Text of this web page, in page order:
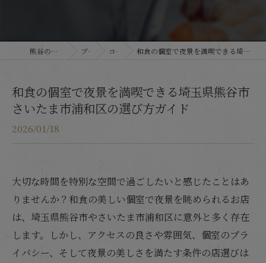
熊谷の和食なら北はち ブログ コラム 和食の個室で夜景を満喫できる埼玉県熊谷市さいたま市浦和区の選び方ガイド
和食の個室で夜景を満喫できる埼玉県熊谷市
さいたま市浦和区の選び方ガイド
2026/01/18
大切な時間を特別な空間で過ごしたいと感じたことはあ
りませんか？和食の美しい個室で夜景を眺められるお店
は、埼玉県熊谷市やさいたま市浦和区に意外と多く存在
します。しかし、アクセスの良さや雰囲気、個室のプラ
イバシー、そして夜景の美しさを満たす条件の店選びは